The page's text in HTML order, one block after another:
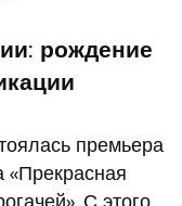
рождение
премьера
«Прекрасная
С этого